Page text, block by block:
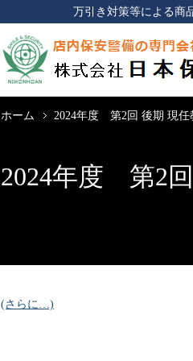
万引き対策等による商
ホーム 2024年度 第2回 後期 現任
2024年度 第2
(さらに…)